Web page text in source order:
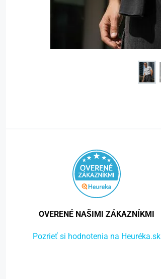
OVERENÉ NAŠIMI ZÁKAZNÍKMI
Pozrieť si hodnotenia na Heuréka.sk